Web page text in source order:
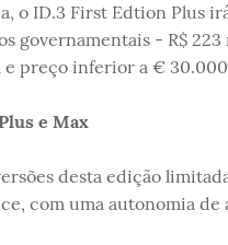
o ID.3 First Edtion Plus
governamentais - R$
preço inferior a € 30.000
e Max
desta edição
com uma autonomia